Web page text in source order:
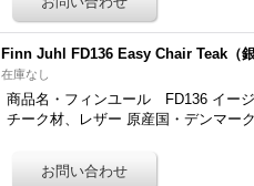
Finn Juhl FD136 Easy Chair Teak（
在庫なし
商品名・フィンユール FD136 イー
チーク材、レザー 原産国・デンマー